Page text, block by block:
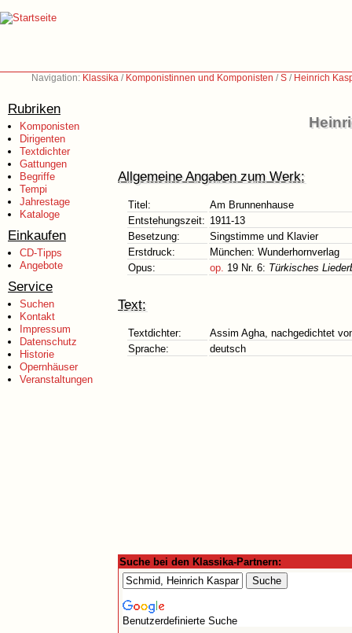
Navigation: Klassika / Komponistinnen und Komponisten /S / Heinrich
Rubriken
Komponisten
Dirigenten
Textdichter
Gattungen
Begriffe
Tempi
Jahrestage
Kataloge
Einkaufen
CD-Tipps
Angebote
Service
Suchen
Kontakt
Impressum
Datenschutz
Historie
Opernhäuser
Veranstaltungen
Allgemeine Angaben zum Werk:
Titel:
Am Brunnenhause
Entstehungszeit: 1911-13
Besetzung:
Singstimme und Klavier
Erstdruck:
München: Wunderhornverlag
Opus:
op. 19 Nr. 6: Türkisches
Text:
Textdichter:
Assim Agha, nachgedichtet
Sprache:
deutsch
Suche bei den Klassika-Partnern:
Benutzerdefinierte Suche